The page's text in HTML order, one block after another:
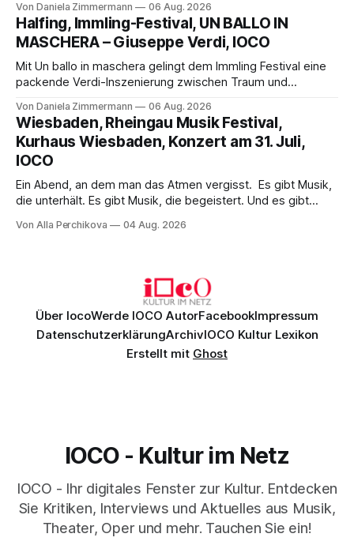
Aufführung mit starken Solisten und den Wiener
Philharmonikern, szenisch bleibt der zweite Akt jedoch
hinter den Erwartungen zurück.
Von Daniela Zimmermann 06 Aug. 2026
Halfing, Immling-Festival, UN BALLO IN
MASCHERA – Giuseppe Verdi, IOCO
Mit Un ballo in maschera gelingt dem Immling Festival eine
packende Verdi-Inszenierung zwischen Traum und
psychologische Tiefe mit starken Bildern, getragen von
einem spielfreudigen Ensemble und einer musikalisch
überzeugenden Gesamtleistung.
Von Daniela Zimmermann 06 Aug. 2026
Wiesbaden, Rheingau Musik Festival,
Kurhaus Wiesbaden, Konzert am 31. Juli,
IOCO
Ein Abend, an dem man das Atmen vergisst. Es gibt Musik,
die unterhält. Es gibt Musik, die begeistert. Und es gibt
Genau so war der Abend im Kurhaus Wiesbaden, an dem
Von Alla Perchikova 04 Aug. 2026
Über IocoWerde IOCO AutorFacebookImpressum
DatenschutzerklärungArchivIOCO Kultur Lexikon
Erstellt mit Ghost
IOCO - Kultur im Netz
IOCO - Ihr digitales Fenster zur Kultur. Entdecken
Sie Kritiken, Interviews und Aktuelles aus Musik,
Theater, Oper und mehr. Tauchen Sie ein!